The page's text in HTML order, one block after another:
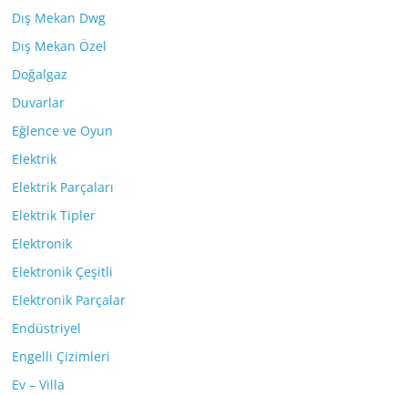
Dış Mekan Dwg
Dış Mekan Özel
Doğalgaz
Duvarlar
Eğlence ve Oyun
Elektrik
Elektrik Parçaları
Elektrik Tipler
Elektronik
Elektronik Çeşitli
Elektronik Parçalar
Endüstriyel
Engelli Çizimleri
Ev – Villa